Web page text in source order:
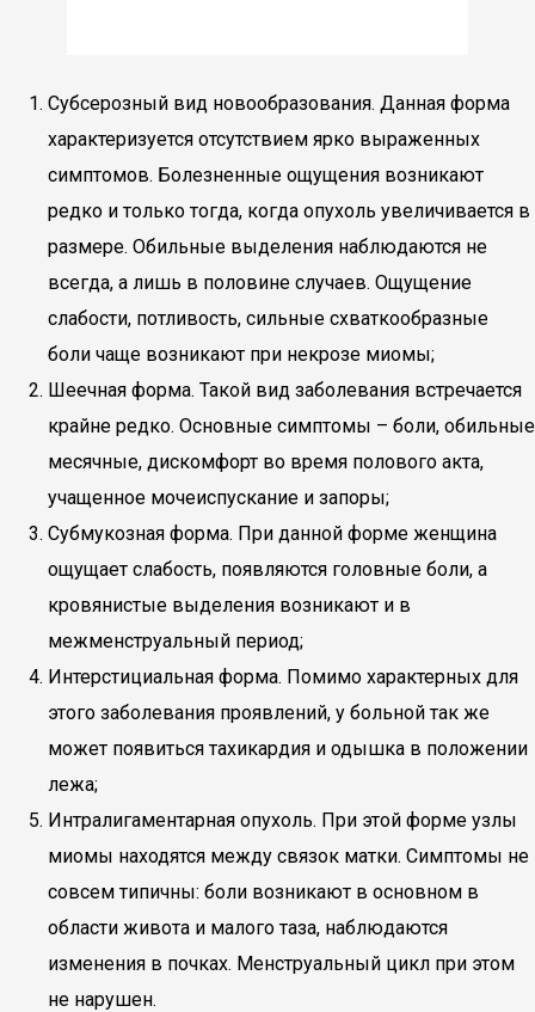
Субсерозный вид новообразования. Данная форма
характеризуется отсутствием ярко выраженных
симптомов. Болезненные ощущения возникают
редко и только тогда, когда опухоль увеличивается в
размере. Обильные выделения наблюдаются не
всегда, а лишь в половине случаев. Ощущение
слабости, потливость, сильные схваткообразные
боли чаще возникают при некрозе миомы;
Шеечная форма. Такой вид заболевания встречается
крайне редко. Основные симптомы – боли, обильные
месячные, дискомфорт во время полового акта,
учащенное мочеиспускание и запоры;
Субмукозная форма. При данной форме женщина
ощущает слабость, появляются головные боли, а
кровянистые выделения возникают и в
межменструальный период;
Интерстициальная форма. Помимо характерных для
этого заболевания проявлений, у больной так же
может появиться тахикардия и одышка в положении
лежа;
Интралигаментарная опухоль. При этой форме узлы
миомы находятся между связок матки. Симптомы не
совсем типичны: боли возникают в основном в
области живота и малого таза, наблюдаются
изменения в почках. Менструальный цикл при этом
не нарушен.